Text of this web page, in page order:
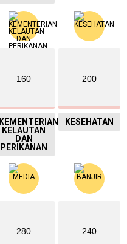
160
KEMENTERIAN
KELAUTAN
DAN
PERIKANAN
200
KESEHATAN
280 240